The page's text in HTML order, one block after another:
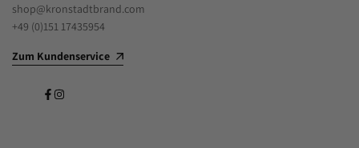
shop@kronstadtbrand.com
+49 (0)151 17435954
Zum Kundenservice
Facebook
Instagram